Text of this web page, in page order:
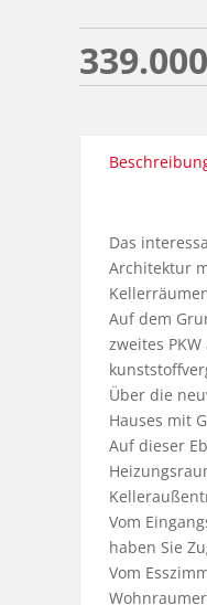
Das
Architektur
Auf dem
zweites
Über die
Hauses mit
Auf dieser
Vom
haben Sie
Vom